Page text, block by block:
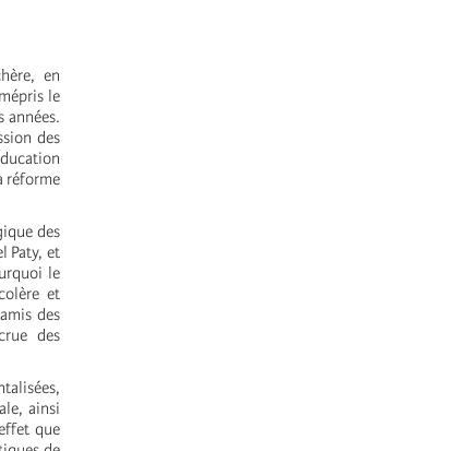
en
le
années.
des
réforme
des
Paty, et
le
et
des
des
ainsi
que